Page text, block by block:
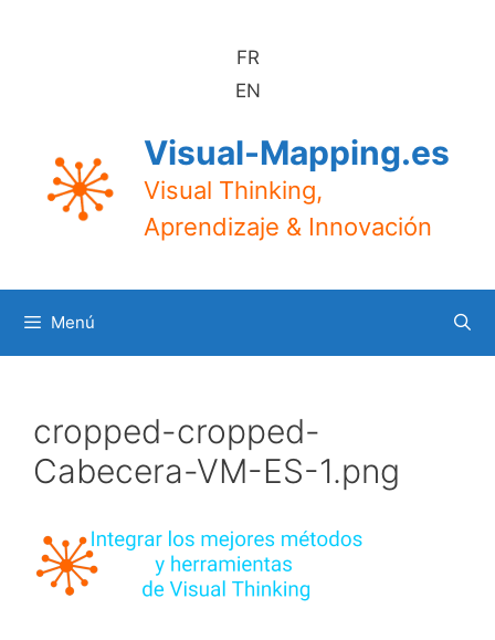
FR
EN
Visual-Mapping.es
Visual Thinking,
Aprendizaje & Innovación
Menú
cropped-cropped-
Cabecera-VM-ES-1.png